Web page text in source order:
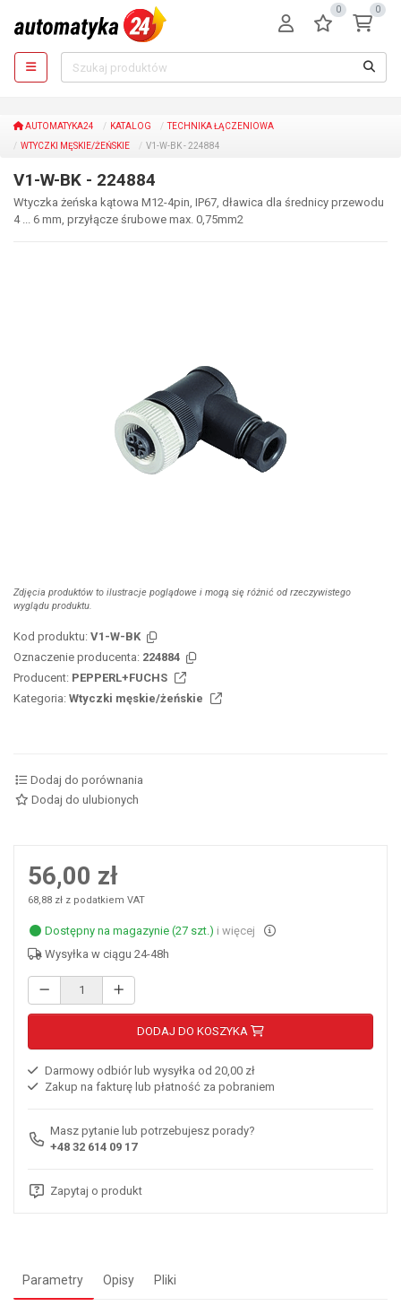
0 0
AUTOMATYKA24 KATALOG
TECHNIKA ŁĄCZENIOWA
WTYCZKI MĘSKIE/ŻEŃSKIE
V1-W-BK - 224884
V1-W-BK - 224884
Wtyczka żeńska kątowa M12-4pin, IP67, dławica dla średnicy przewodu
4 ... 6 mm, przyłącze śrubowe max. 0,75mm2
Zdjęcia produktów to ilustracje poglądowe i mogą się różnić od rzeczywistego
wyglądu produktu.
Kod produktu: V1-W-BK
Oznaczenie producenta: 224884
Producent: PEPPERL+FUCHS
Kategoria: Wtyczki męskie/żeńskie
Dodaj do porównania
Dodaj do ulubionych
56,00 zł
68,88 zł z podatkiem VAT
Dostępny na magazynie (27 szt.) i więcej
Wysyłka w ciągu 24-48h
DODAJ DO KOSZYKA
Darmowy odbiór lub wysyłka od 20,00 zł
Zakup na fakturę lub płatność za pobraniem
Masz pytanie lub potrzebujesz porady?
+48 32 614 09 17
Zapytaj o produkt
Parametry Opisy Pliki